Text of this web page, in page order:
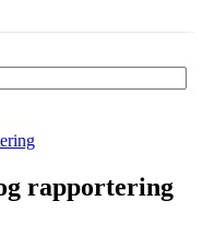
rapportering